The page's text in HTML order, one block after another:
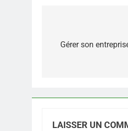
deGérer son
LAISSER UN